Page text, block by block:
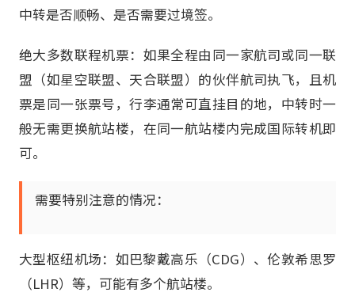
中转是否顺畅、是否需要过境签。
绝大多数联程机票：如果全程由同一家航司或同一联
盟（如星空联盟、天合联盟）的伙伴航司执飞，且机
票是同一张票号，行李通常可直挂目的地，中转时一
般无需更换航站楼，在同一航站楼内完成国际转机即
可。
需要特别注意的情况：
大型枢纽机场：如巴黎戴高乐（CDG）、伦敦希思罗
（LHR）等，可能有多个航站楼。